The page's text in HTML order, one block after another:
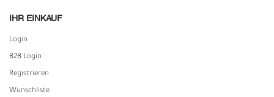
IHR EINKAUF
Login
B2B Login
Registrieren
Wunschliste